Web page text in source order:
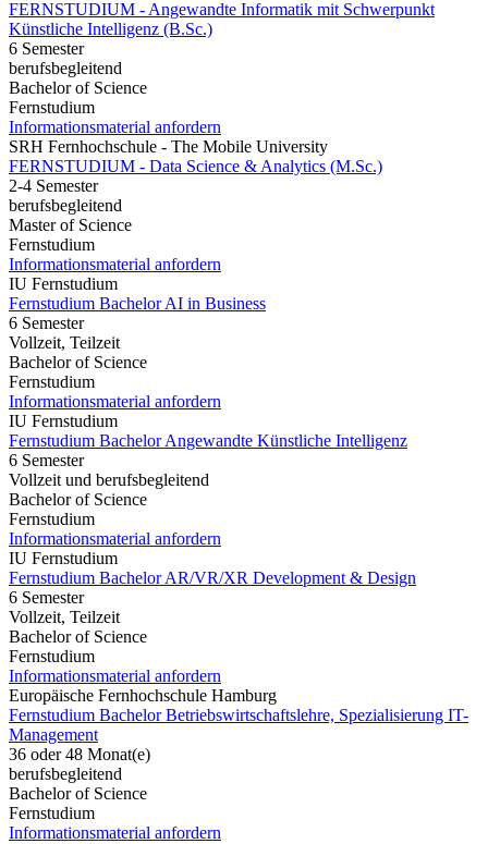
FERNSTUDIUM - Angewandte Informatik mit Schwerpunkt
Künstliche Intelligenz (B.Sc.)
6 Semester
berufsbegleitend
Bachelor of Science
Fernstudium
Informationsmaterial anfordern
SRH Fernhochschule - The Mobile University
FERNSTUDIUM - Data Science & Analytics (M.Sc.)
2-4 Semester
berufsbegleitend
Master of Science
Fernstudium
Informationsmaterial anfordern
IU Fernstudium
Fernstudium Bachelor AI in Business
6 Semester
Vollzeit, Teilzeit
Bachelor of Science
Fernstudium
Informationsmaterial anfordern
IU Fernstudium
Fernstudium Bachelor Angewandte Künstliche Intelligenz
6 Semester
Vollzeit und berufsbegleitend
Bachelor of Science
Fernstudium
Informationsmaterial anfordern
IU Fernstudium
Fernstudium Bachelor AR/VR/XR Development & Design
6 Semester
Vollzeit, Teilzeit
Bachelor of Science
Fernstudium
Informationsmaterial anfordern
Europäische Fernhochschule Hamburg
Fernstudium Bachelor Betriebswirtschaftslehre, Spezialisierung IT-
Management
36 oder 48 Monat(e)
berufsbegleitend
Bachelor of Science
Fernstudium
Informationsmaterial anfordern